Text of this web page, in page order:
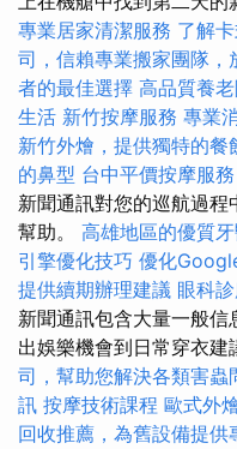
專業居家清潔服務 了解
司，信賴專業搬家團隊，
者的最佳選擇 高品質養
生活 新竹按摩服務 專業
新竹外燴，提供獨特的餐
的鼻型 台中平價按摩服務
新聞通訊對您的巡航過
幫助。 高雄地區的優質
引擎優化技巧 優化
提供續期辦理建議 眼科
新聞通訊包含大量一般
出娛樂機會到日常穿衣建
司，幫助您解決各類害蟲
訊 按摩技術課程 歐式外
回收推薦，為舊設備提供